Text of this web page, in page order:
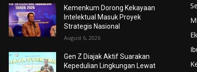
Kemenkum Dorong Kekayaan
Intelektual Masuk Proyek
Strategis Nasional
August 6, 2026
Gen Z Diajak Aktif Suarakan
Kepedulian Lingkungan Lewat